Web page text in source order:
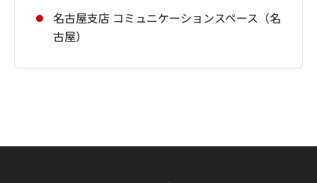
名古屋支店 コミュニケーションスペース（名
古屋）